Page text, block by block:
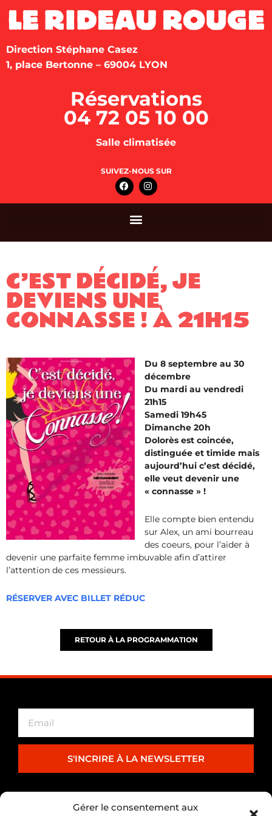
Gérer le consentement aux
Direction Stéphane Casez
1, place Bertonne – 69004 LYON
Réservations
04 72 05 10 00
Salle climatisée
SUIVEZ-NOUS SUR
C’EST DÉCIDÉ, JE
DEVIENS UNE
CONNASSE ! À 21H15
Du 8 septembre au 30
décembre
Du mardi au vendredi
21h15
Samedi 19h45
Dimanche 20h
Dolorès est coincée,
distinguée et timide mais
aujourd’hui c’est décidé,
elle veut devenir une
« connasse » !
Elle compte bien entendu
sur Alex, un ami bourreau
des coeurs, pour l’aider à
devenir une parfaite femme imbuvable afin d’attirer
l’attention de ces messieurs.
RÉSERVER AVEC BILLET RÉDUC
RETOUR À LA PROGRAMMATION
S'INCRIRE À LA NEWSLETTER
PARTENARIAT